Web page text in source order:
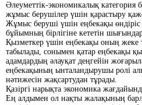
Әлеуметтік-экономикалық
жұмыс берушілер үшін қарастыру
Жұмыс беруші үшін еңбекақы
бұйымның бірлігіне кететін
Қызметкер үшін еңбекақы оның жеке
табылады, сонымен қатар еңбекақы
адамдардың әлауқат деңгейін
еңбекақының ынталандырушы ролі
нәтижесін жақсартудан тұрады.
Қазіргі нарықта экономика
Ең алдымен ол нақты жалақының